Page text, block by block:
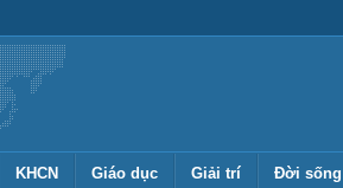
KHCN Giáo dục Giải trí Đời sống